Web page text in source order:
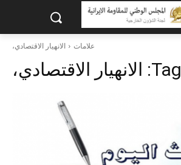
علامات الانهيار الاقتصادي،
Tag: الانهيار الاقتصادي،